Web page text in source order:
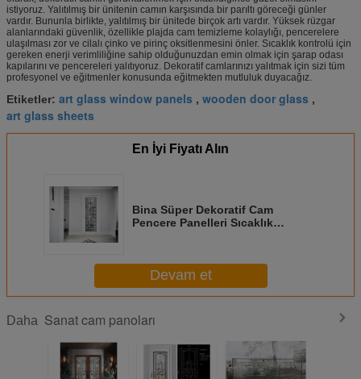
Gürültü Azaltma ≤ 39 db
istiyoruz. Yalıtılmış bir ünitenin camın karşısında bir parıltı göreceği günler
vardır. Bununla birlikte, yalıtılmış bir ünitede birçok artı vardır. Yüksek rüzgar
alanlarındaki güvenlik, özellikle plajda cam temizleme kolaylığı, pencerelere
ulaşılması zor ve cilalı çinko ve pirinç oksitlenmesini önler. Sıcaklık kontrolü için
gereken enerji verimliliğine sahip olduğunuzdan emin olmak için şarap odası
kapılarını ve pencereleri yalıtıyoruz. Dekoratif camlarınızı yalıtmak için sizi tüm
profesyonel ve eğitmenler konusunda eğitmekten mutluluk duyacağız.
Etiketler: art glass window panels , wooden door glass ,
art glass sheets
En İyi Fiyatı Alın
Bina Süper Dekoratif Cam
Pencere Panelleri Sıcaklık
Devam et
Daha Sanat cam panoları